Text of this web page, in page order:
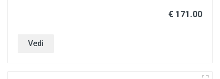
€ 171.00
Vedi